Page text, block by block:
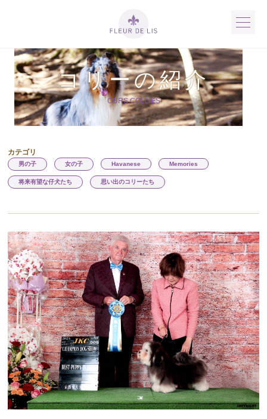
コリーの紹介
OURS COLLIES
カテゴリ
男の子 女の子 Havanese Memories
将来有望な仔犬たち 思い出のコリーたち